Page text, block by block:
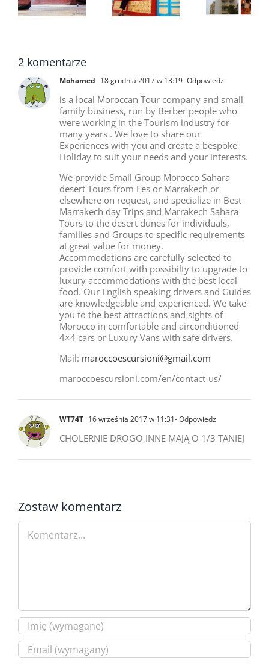
miejsca –
Sidi Ifni –
hotel Kenzi
nasz test,
2 komentarze
Mohamed 18 grudnia 2017 w 13:19- Odpowiedz
is a local Moroccan Tour company and small
family business, run by Berber people who
were working in the Tourism industry for
many years . We love to share our
Experiences with you and create a bespoke
Holiday to suit your needs and your interests.
We provide Small Group Morocco Sahara
desert Tours from Fes or Marrakech or
elsewhere on request, and specialize in Best
Marrakech day Trips and Marrakech Sahara
Tours to the desert dunes for individuals,
families and Groups to specific requirements
at great value for money.
Accommodations are carefully selected to
provide comfort with possibilty to upgrade to
luxury accommodations with the best local
food. Our English speaking drivers and Guides
are knowledgeable and experienced. We take
you to the best attractions and sights of
Morocco in comfortable and airconditioned
4×4 cars or Luxury Vans with safe drivers.
Mail: maroccoescursioni@gmail.com
maroccoescursioni.com/en/contact-us/
WT74T 16 września 2017 w 11:31- Odpowiedz
CHOLERNIE DROGO INNE MAJĄ O 1/3 TANIEJ
Zostaw komentarz
Comment